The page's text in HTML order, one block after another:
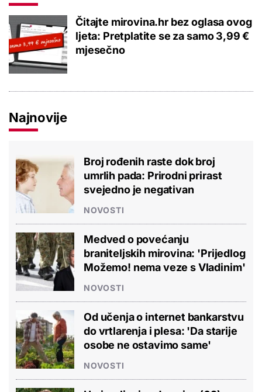
Čitajte mirovina.hr bez oglasa ovog
ljeta: Pretplatite se za samo 3,99 €
mjesečno
Najnovije
Broj rođenih raste dok broj
umrlih pada: Prirodni prirast
svejedno je negativan
NOVOSTI
Medved o povećanju
braniteljskih mirovina: 'Prijedlog
Možemo! nema veze s Vladinim'
NOVOSTI
Od učenja o internet bankarstvu
do vrtlarenja i plesa: 'Da starije
osobe ne ostavimo same'
NOVOSTI